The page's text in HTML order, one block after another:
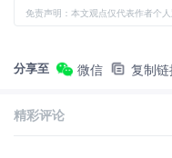
免责声明：本文观点仅代表作者个
分享至 微信 复制
精彩评论